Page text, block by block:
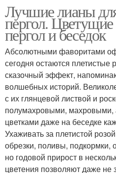
Лучшие лианы
пергол. Цветущие
пергол и беседок
Абсолютными фаворитами
сегодня остаются
сказочный эффект,
волшебных историй.
с их глянцевой листвой и
полумахровыми,
цветками даже на беседке
Ухаживать за плетистой
обрезки, поливы, подкормки,
но годовой прирост в
цветения позволяют даже не